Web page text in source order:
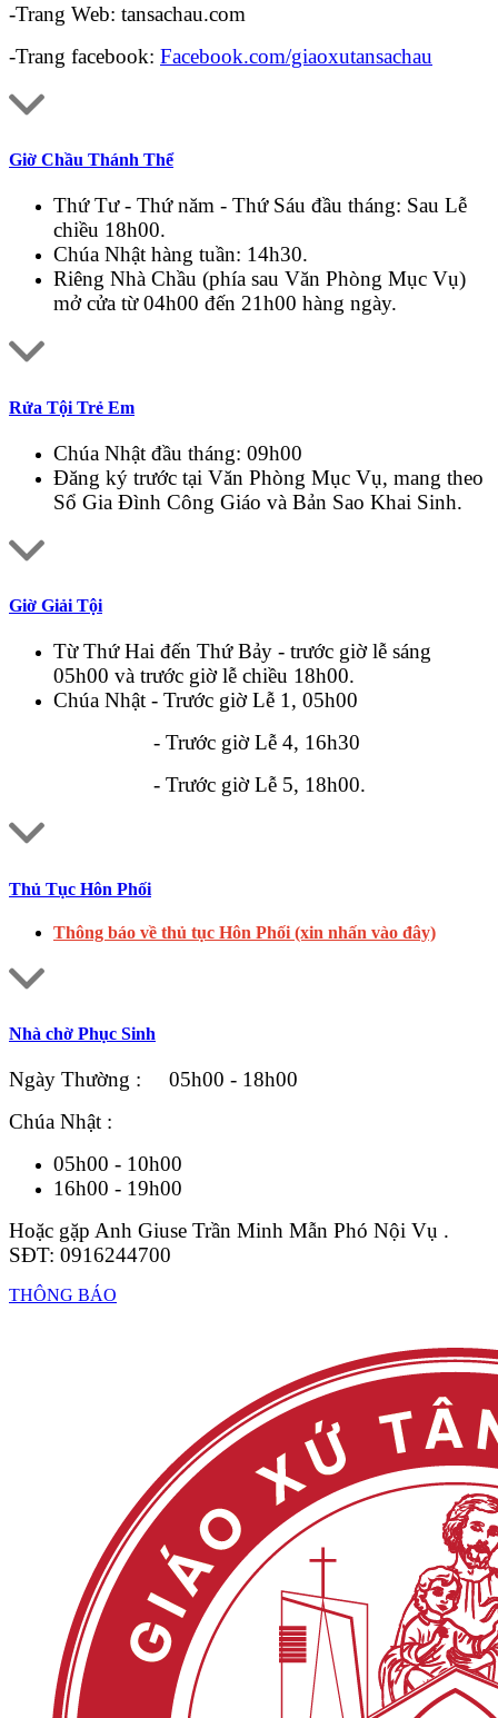
-Trang Web: tansachau.com
-Trang facebook: Facebook.com/giaoxutansachau
Giờ Chầu Thánh Thể
Thứ Tư - Thứ năm - Thứ Sáu đầu tháng: Sau Lễ
chiều 18h00.
Chúa Nhật hàng tuần: 14h30.
Riêng Nhà Chầu (phía sau Văn Phòng Mục Vụ)
mở cửa từ 04h00 đến 21h00 hàng ngày.
Rửa Tội Trẻ Em
Chúa Nhật đầu tháng: 09h00
Đăng ký trước tại Văn Phòng Mục Vụ, mang theo
Sổ Gia Đình Công Giáo và Bản Sao Khai Sinh.
Giờ Giải Tội
Từ Thứ Hai đến Thứ Bảy - trước giờ lễ sáng
05h00 và trước giờ lễ chiều 18h00.
Chúa Nhật - Trước giờ Lễ 1, 05h00
- Trước giờ Lễ 4, 16h30
- Trước giờ Lễ 5, 18h00.
Thủ Tục Hôn Phối
Thông báo về thủ tục Hôn Phối (xin nhấn vào đây)
Nhà chờ Phục Sinh
Ngày Thường : 05h00 - 18h00
Chúa Nhật :
05h00 - 10h00
16h00 - 19h00
Hoặc gặp Anh Giuse Trần Minh Mẫn Phó Nội Vụ .
SĐT: 0916244700
THÔNG BÁO